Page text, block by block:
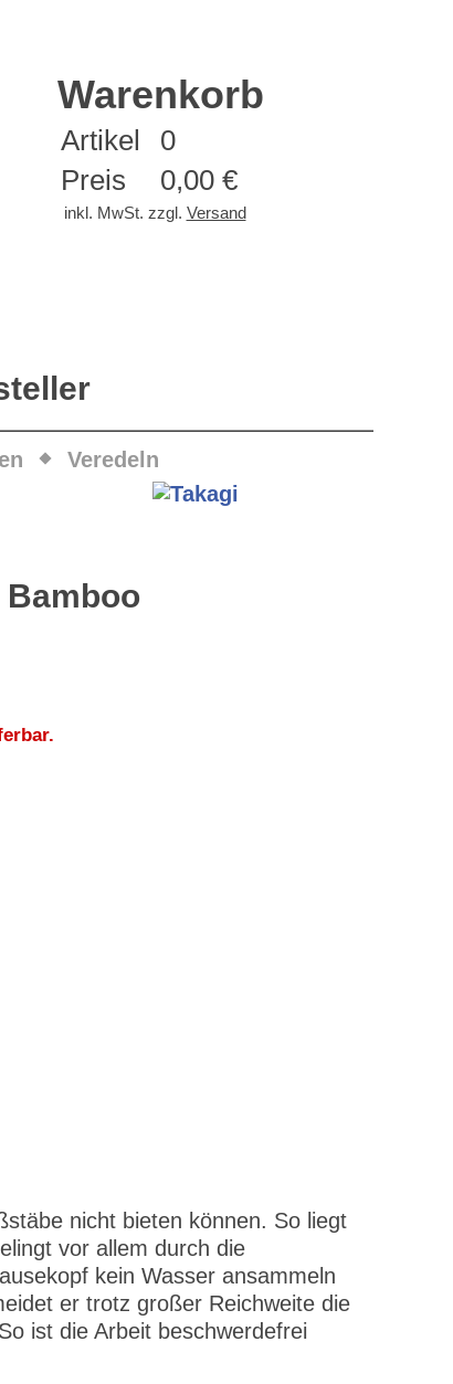
Warenkorb
Artikel
0
Preis
0,00 €
inkl. MwSt. zzgl. Versand
Veredeln
nicht bieten können. So liegt
vor allem durch die
kein Wasser ansammeln
er trotz großer Reichweite die
ist die Arbeit beschwerdefrei